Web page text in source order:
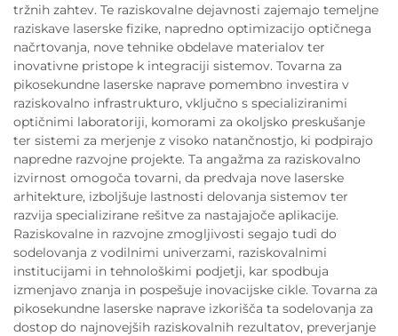
tržnih zahtev. Te raziskovalne dejavnosti zajemajo temeljne
raziskave laserske fizike, napredno optimizacijo optičnega
načrtovanja, nove tehnike obdelave materialov ter
inovativne pristope k integraciji sistemov. Tovarna za
pikosekundne laserske naprave pomembno investira v
raziskovalno infrastrukturo, vključno s specializiranimi
optičnimi laboratoriji, komorami za okoljsko preskušanje
ter sistemi za merjenje z visoko natančnostjo, ki podpirajo
napredne razvojne projekte. Ta angažma za raziskovalno
izvirnost omogoča tovarni, da predvaja nove laserske
arhitekture, izboljšuje lastnosti delovanja sistemov ter
razvija specializirane rešitve za nastajajoče aplikacije.
Raziskovalne in razvojne zmogljivosti segajo tudi do
sodelovanja z vodilnimi univerzami, raziskovalnimi
institucijami in tehnološkimi podjetji, kar spodbuja
izmenjavo znanja in pospešuje inovacijske cikle. Tovarna za
pikosekundne laserske naprave izkorišča ta sodelovanja za
dostop do najnovejših raziskovalnih rezultatov, preverjanje